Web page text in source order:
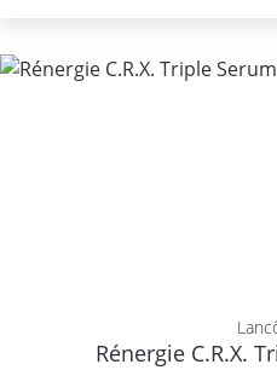
Rénergie C.R.X.